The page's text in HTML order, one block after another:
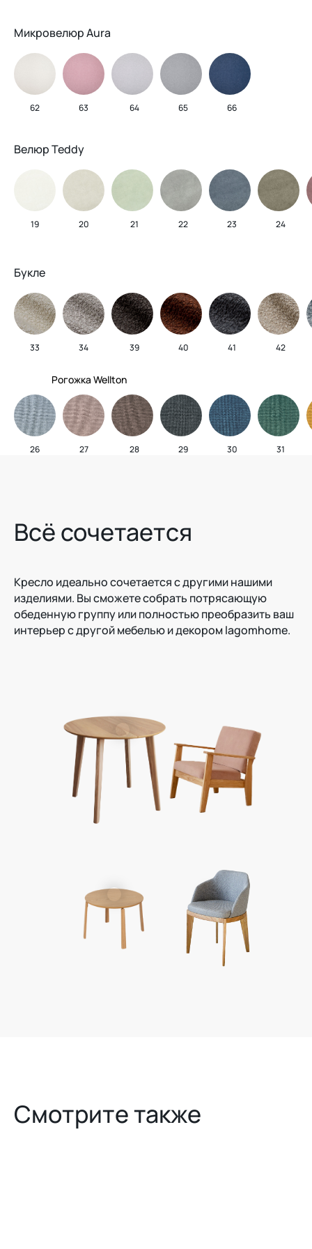
Микровелюр Aura
62 63 64 65 66
Велюр Teddy
19 20 21 22 23 24
Букле
33 34 39 40 41 42
Рогожка Wellton
26 27 28 29 30 31
Всё сочетается
Кресло идеально сочетается с другими нашими
изделиями. Вы сможете собрать потрясающую
обеденную группу или полностью преобразить ваш
интерьер с другой мебелью и декором lagomhome.
Смотрите также